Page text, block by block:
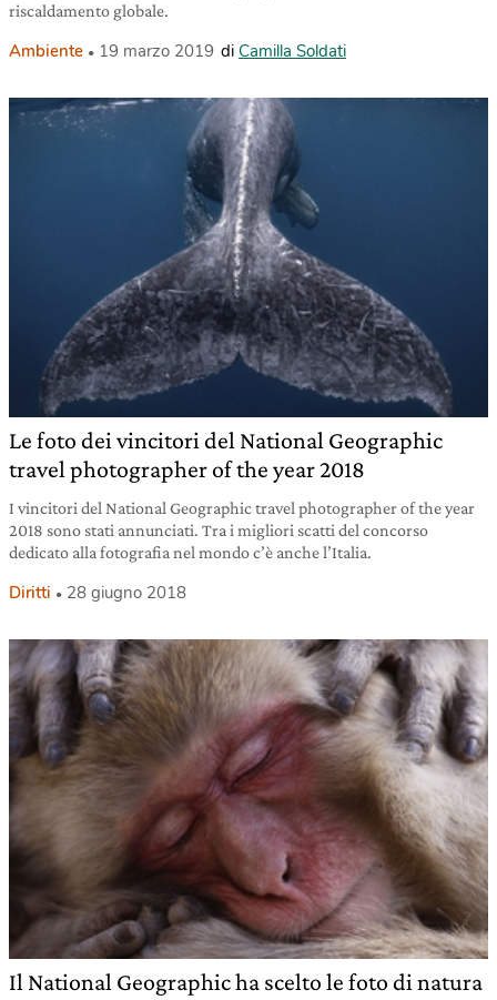
riscaldamento globale.
Ambiente 19 marzo 2019 di Camilla Soldati
Le foto dei vincitori del National Geographic
travel photographer of the year 2018
I vincitori del National Geographic travel photographer of the year
2018 sono stati annunciati. Tra i migliori scatti del concorso
dedicato alla fotografia nel mondo c’è anche l’Italia.
Diritti 28 giugno 2018
Il National Geographic ha scelto le foto di natura